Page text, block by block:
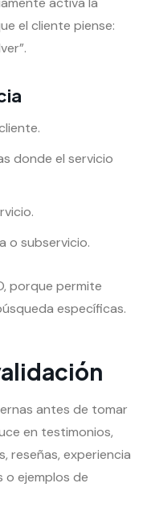
el cliente piense:
donde el servicio
o subservicio.
porque permite
específicas.
antes de tomar
en testimonios,
reseñas, experiencia
ejemplos de